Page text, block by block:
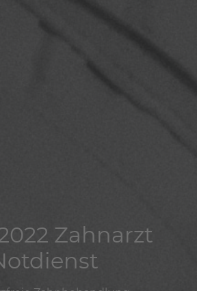
Zahnarzt
Zahnarzt
Zahnarzt